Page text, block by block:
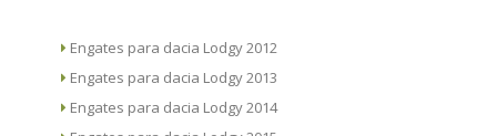
Engates para dacia Lodgy 2012
Engates para dacia Lodgy 2013
Engates para dacia Lodgy 2014